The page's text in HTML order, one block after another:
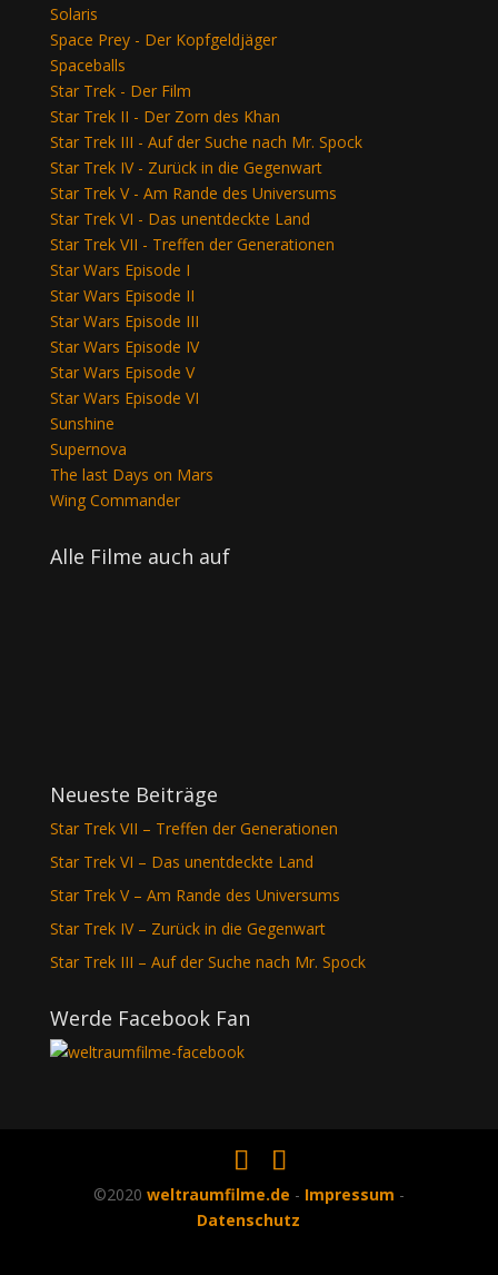
Solaris
Space Prey - Der Kopfgeldjäger
Spaceballs
Star Trek - Der Film
Star Trek II - Der Zorn des Khan
Star Trek III - Auf der Suche nach Mr. Spock
Star Trek IV - Zurück in die Gegenwart
Star Trek V - Am Rande des Universums
Star Trek VI - Das unentdeckte Land
Star Trek VII - Treffen der Generationen
Star Wars Episode I
Star Wars Episode II
Star Wars Episode III
Star Wars Episode IV
Star Wars Episode V
Star Wars Episode VI
Sunshine
Supernova
The last Days on Mars
Wing Commander
Alle Filme auch auf
Neueste Beiträge
Star Trek VII – Treffen der Generationen
Star Trek VI – Das unentdeckte Land
Star Trek V – Am Rande des Universums
Star Trek IV – Zurück in die Gegenwart
Star Trek III – Auf der Suche nach Mr. Spock
Werde Facebook Fan
©2020 weltraumfilme.de - Impressum -
Datenschutz